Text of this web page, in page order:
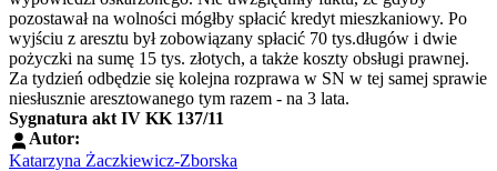
pozostawał na wolności mógłby spłacić kredyt mieszkaniowy. Po
wyjściu z aresztu był zobowiązany spłacić 70 tys.długów i dwie
pożyczki na sumę 15 tys. złotych, a także koszty obsługi prawnej.
Za tydzień odbędzie się kolejna rozprawa w SN w tej samej sprawie
niesłusznie aresztowanego tym razem - na 3 lata.
Sygnatura akt IV KK 137/11
Autor:
Katarzyna Żaczkiewicz-Zborska